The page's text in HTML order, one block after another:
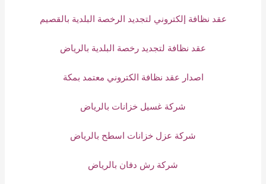
عقد نظافة إلكتروني لتجديد الرخصة البلدية بالقصيم
عقد نظافة لتجديد رخصة البلدية بالرياض
اصدار عقد نظافة الكتروني معتمد بمكة
شركة غسيل خزانات بالرياض
شركة عزل خزانات اسطح بالرياض
شركة رش دفان بالرياض